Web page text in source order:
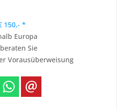
150,- *
Europa
Sie
Vorausüberweisung